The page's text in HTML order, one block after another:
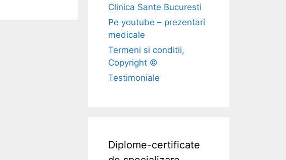
Clinica Sante Bucuresti
Pe youtube – prezentari
medicale
Termeni si conditii,
Copyright ©
Testimoniale
Diplome-certificate